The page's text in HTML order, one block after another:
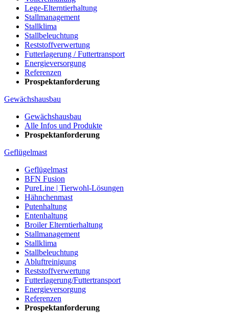
Lege-Elterntierhaltung
Stallmanagement
Stallklima
Stallbeleuchtung
Reststoffverwertung
Futterlagerung / Futtertransport
Energieversorgung
Referenzen
Prospektanforderung
Gewächshausbau
Gewächshausbau
Alle Infos und Produkte
Prospektanforderung
Geflügelmast
Geflügelmast
BFN Fusion
PureLine | Tierwohl-Lösungen
Hähnchenmast
Putenhaltung
Entenhaltung
Broiler Elterntierhaltung
Stallmanagement
Stallklima
Stallbeleuchtung
Abluftreinigung
Reststoffverwertung
Futterlagerung/Futtertransport
Energieversorgung
Referenzen
Prospektanforderung